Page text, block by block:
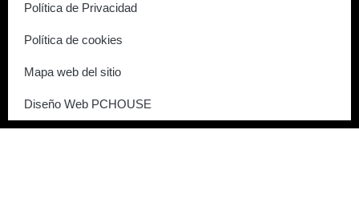
Política de Privacidad
Política de cookies
Mapa web del sitio
Diseño Web PCHOUSE